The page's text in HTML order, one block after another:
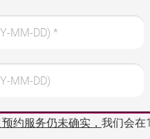
MM-DD) *
MM-DD)
预约服务仍未确实， 我们会在